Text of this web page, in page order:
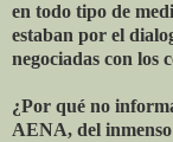
en todo tipo de
estaban por el
negociadas con los
¿Por qué no
AENA, del